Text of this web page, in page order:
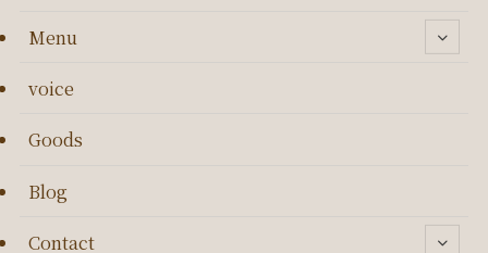
Menu
voice
Goods
Blog
Contact